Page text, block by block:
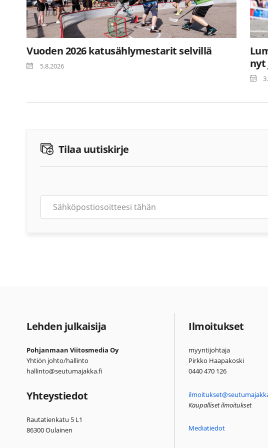
Vuoden 2026 katusählymestarit selvillä
5.8.2026
nyt
Tilaa uutiskirje
Lehden julkaisija
Pohjanmaan Viitosmedia Oy
Yhtiön johto/hallinto
hallinto@seutumajakka.fi
Yhteystiedot
Rautatienkatu 5 L1
86300 Oulainen
Ilmoitukset
myyntijohtaja
Pirkko Haapakoski
0440 470 126
Kaupalliset ilmoitukset
Mediatiedot